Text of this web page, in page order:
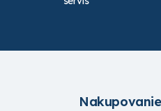
Nakupovanie